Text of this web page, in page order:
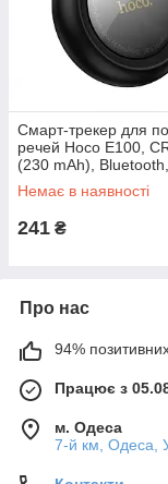
Смарт-трекер для
речей Hoco E100,
(230 mAh),
Немає в наявності
241 ₴
Про нас
94% позитивних
Працює з
м. Одеса
7-й км, Одеса,